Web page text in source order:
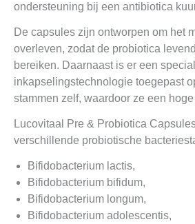
ondersteuning bij een antibiotica
De capsules zijn ontworpen om het
overleven, zodat de probiotica
bereiken. Daarnaast is er een
inkapselingstechnologie toegepast
stammen zelf, waardoor ze een
Lucovitaal Pre & Probiotica
verschillende probiotische
Bifidobacterium lactis,
Bifidobacterium bifidum,
Bifidobacterium longum,
Bifidobacterium adolescentis,